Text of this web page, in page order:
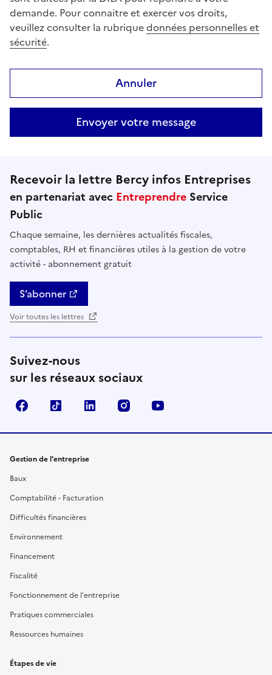
demande. Pour connaitre et exercer vos droits,
veuillez consulter la rubriquedonnées personnelles et
sécurité.
Annuler
Envoyer votre message
Recevoir la lettre Bercy infos Entreprises
en partenariat avec Entreprendre Service
Public
Chaque semaine, les dernières actualités fiscales,
comptables, RH et financières utiles à la gestion de votre
activité - abonnement gratuit
S’abonner
Voir toutes les lettres
Suivez-nous
sur les réseaux sociaux
FacebookTikTok Linkedin Instagram
Gestion de l'entreprise
Baux
Comptabilité - Facturation
Difficultés financières
Environnement
Financement
Fiscalité
Fonctionnement de l'entreprise
Pratiques commerciales
Ressources humaines
Étapes de vie